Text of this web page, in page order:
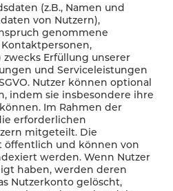
(z.B., Namen und
von Nutzern),
genommene
Erfüllung unserer
und Serviceleistungen
Nutzer können optional
indem sie insbesondere ihre
Im Rahmen der
erforderlichen
mitgeteilt. Die
öffentlich und können von
werden. Wenn Nutzer
haben, werden deren
Nutzerkonto gelöscht,